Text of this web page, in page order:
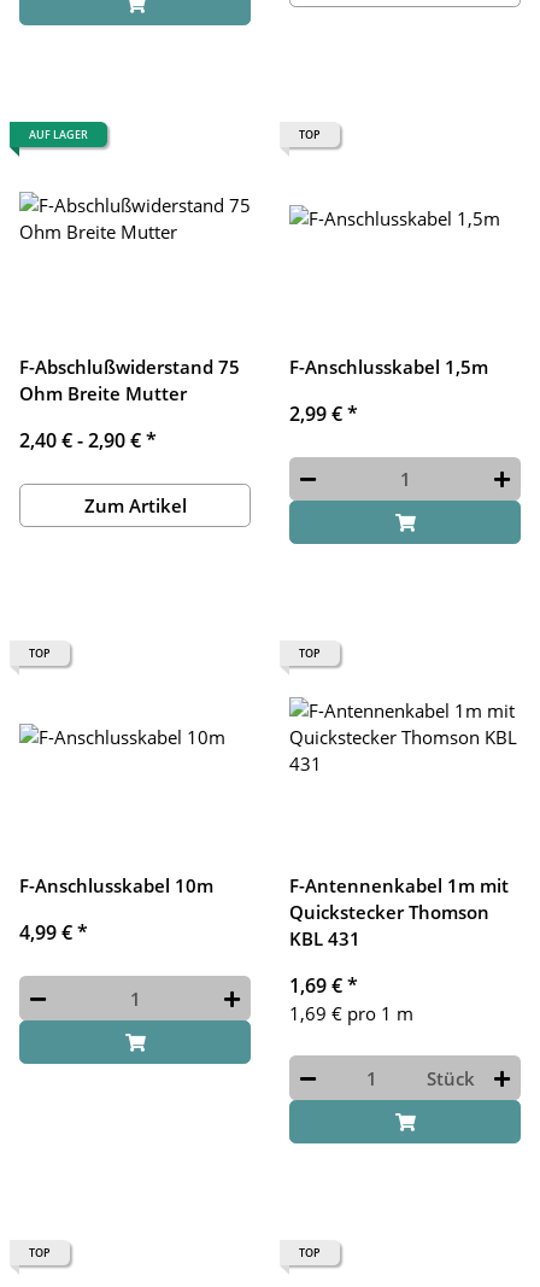
AUF LAGER
F-Abschlußwiderstand 75
Ohm Breite Mutter
2,40 € -2,90 €*
Zum Artikel
TOP
F-Anschlusskabel 1,5m
2,99 €*
TOP
F-Anschlusskabel 10m
4,99 €*
TOP
F-Antennenkabel 1m mit
Quickstecker Thomson
KBL 431
1,69 €*
1,69 € pro 1 m
Stück
TOP TOP